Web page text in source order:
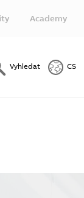
Academy
Vyhledat CS